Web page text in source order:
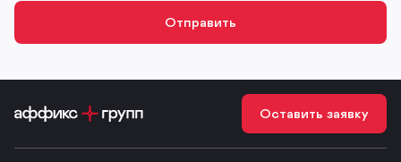
Оставить заявку